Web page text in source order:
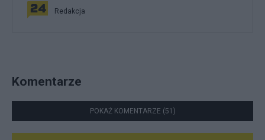
Redakcja
Komentarze
POKAŻ KOMENTARZE (51)